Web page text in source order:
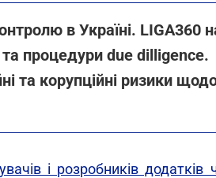
в Україні. LIGA360
та процедури due dilligence.
та корупційні ризики
і розробників додатків